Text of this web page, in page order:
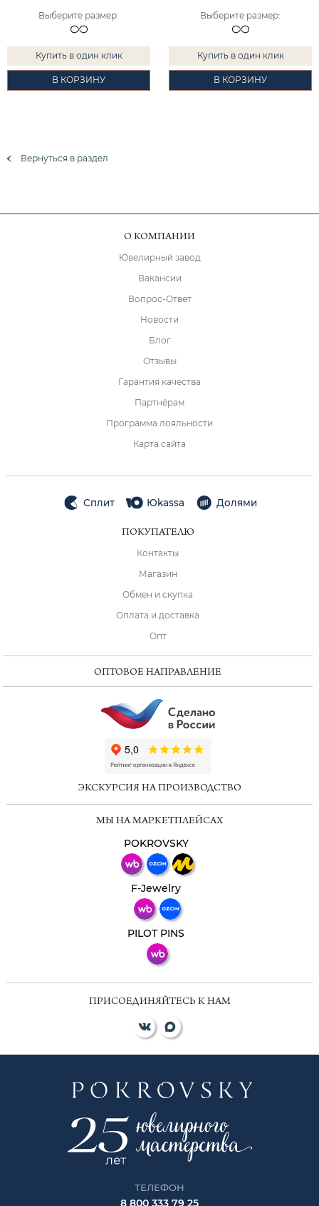
Выберите размер:
Купить в один клик
В КОРЗИНУ
Выберите размер:
Купить в один клик
В КОРЗИНУ
Вернуться в раздел
О КОМПАНИИ
Ювелирный завод
Вакансии
Вопрос-Ответ
Новости
Блог
Отзывы
Гарантия качества
Партнёрам
Программа лояльности
Карта сайта
Сплит Юkassa Долями
ПОКУПАТЕЛЮ
Контакты
Магазин
Обмен и скупка
Оплата и доставка
Опт
ОПТОВОЕ НАПРАВЛЕНИЕ
ЭКСКУРСИЯ НА ПРОИЗВОДСТВО
МЫ НА МАРКЕТПЛЕЙСАХ
POKROVSKY
F-Jewelry
PILOT PINS
ПРИСОЕДИНЯЙТЕСЬ К НАМ
ТЕЛЕФОН
8 800 333 79 25